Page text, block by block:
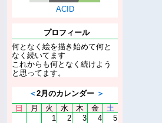
ACID
プロフィール
何となく絵を描き始めて何と
なく続いてます
これからも何となく続けよう
と思ってます。
＜2月のカレンダー ＞
日
月 火 水 木 金
土
1
2 3 4
5